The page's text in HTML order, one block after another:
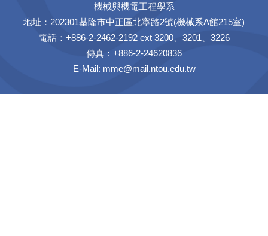
機械與機電工程學系
地址：202301基隆市中正區北寧路2號(機械系A館215室)
電話：+886-2-2462-2192 ext 3200、3201、3226
傳真：+886-2-24620836
E-Mail: mme@mail.ntou.edu.tw